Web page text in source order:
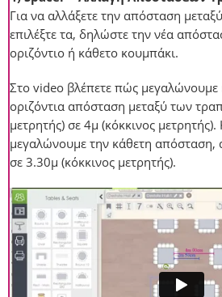
Για να αλλάξετε την απόσταση
επιλέξτε τα, δηλώστε την νέα
οριζόντιο ή κάθετο κουμπάκι.
Στο video βλέπετε πώς μεγαλώνουμε
οριζόντια απόσταση μεταξύ των
μετρητής) σε 4μ (κόκκινος
μεγαλώνουμε την κάθετη απόσταση,
σε 3.30μ (κόκκινος μετρητής).